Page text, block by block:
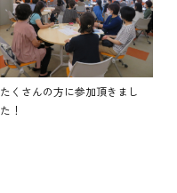
たくさんの方に参加頂きまし
た！